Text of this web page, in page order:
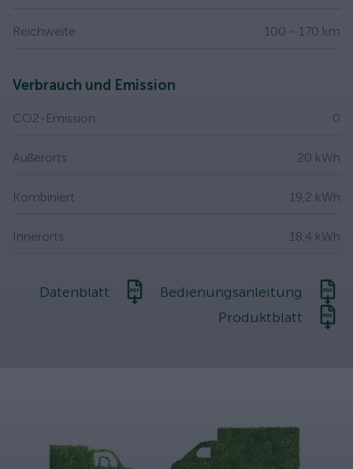
Reichweite 100 - 170 km
Verbrauch und Emission
CO2-Emission 0
Außerorts 20 kWh
Kombiniert 19,2 kWh
Innerorts 18,4 kWh
Datenblatt
Bedienungsanleitung
Produktblatt